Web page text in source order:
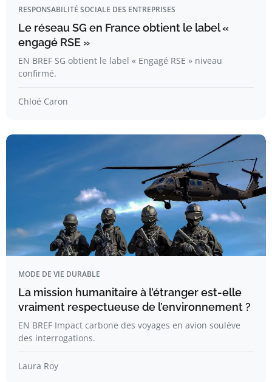
RESPONSABILITÉ SOCIALE DES ENTREPRISES
Le réseau SG en France obtient le label «
engagé RSE »
EN BREF SG obtient le label « Engagé RSE » niveau
confirmé.
Chloé Caron
MODE DE VIE DURABLE
La mission humanitaire à l’étranger est-elle
vraiment respectueuse de l’environnement ?
EN BREF Impact carbone des voyages en avion soulève
des interrogations.
Laura Roy